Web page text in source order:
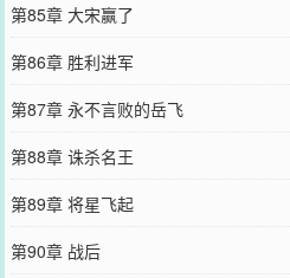
第85章 大宋赢了
第86章 胜利进军
第87章 永不言败的岳飞
第88章 诛杀名王
第89章 将星飞起
第90章 战后